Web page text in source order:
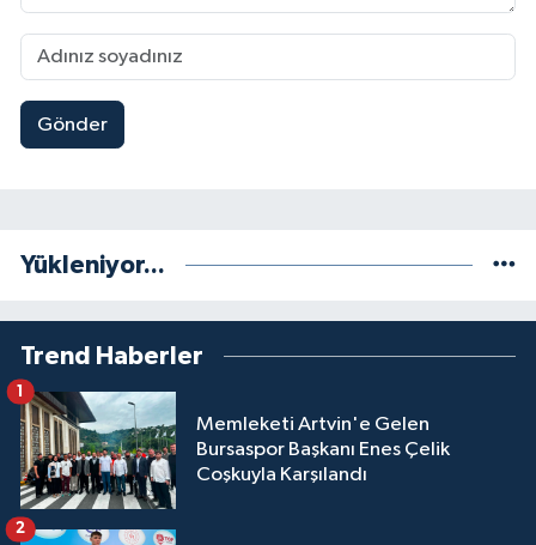
Gönder
Yükleniyor...
Trend Haberler
Memleketi Artvin'e Gelen
Bursaspor Başkanı Enes Çelik
Coşkuyla Karşılandı
1
2